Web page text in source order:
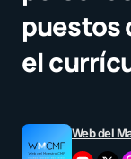
puestos
el
Web del